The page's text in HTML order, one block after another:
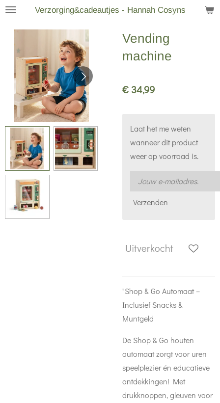
Ga
naar
hoofdinhoud
Verzorging&cadeautjes - Hannah Cosyns
Vending
machine
€ 34,99
Laat het me weten
wanneer dit product
weer op voorraad is.
Verzenden
Uitverkocht
"Shop & Go Automaat –
Inclusief Snacks &
Muntgeld
De Shop & Go houten
automaat zorgt voor uren
speelplezier én educatieve
ontdekkingen! Met
drukknoppen, gleuven voor